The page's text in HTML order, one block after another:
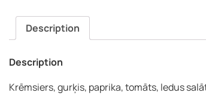
Description
Description
Krēmsiers, gurķis, paprika, tomāts, ledus